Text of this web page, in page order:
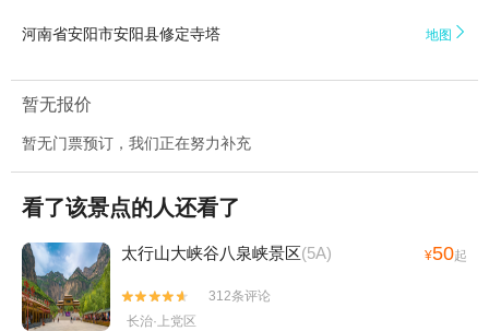
河南省安阳市安阳县修定寺塔 地图 
暂无报价
暂无门票预订，我们正在努力补充
看了该景点的人还看了
太行山大峡谷八泉峡景区(5A) ¥50起


312条评论
长治·上党区